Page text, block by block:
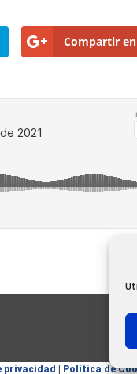
Compartir
privacidad Política de